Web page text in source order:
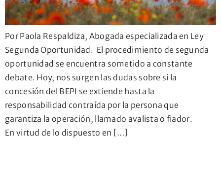
Por Paola Respaldiza, Abogada especializada en Ley
Segunda Oportunidad. El procedimiento de segunda
oportunidad se encuentra sometido a constante
debate. Hoy, nos surgen las dudas sobre si la
concesión del BEPI se extiende hasta la
responsabilidad contraída por la persona que
garantiza la operación, llamado avalista o fiador.
En virtud de lo dispuesto en […]